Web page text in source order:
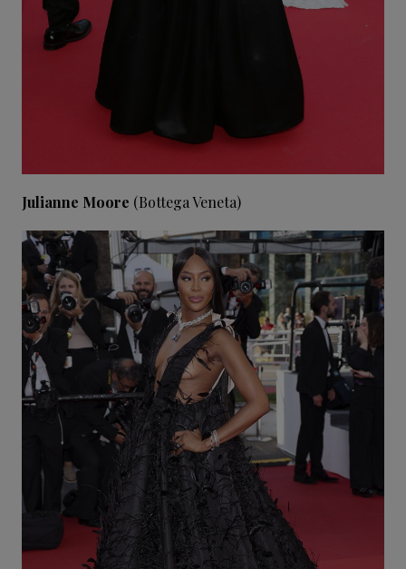
Julianne Moore (Bottega Veneta)